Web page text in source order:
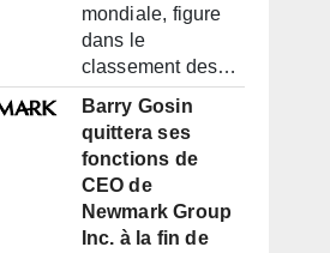
mondiale, figure
dans le
classement des…
Barry Gosin
quittera ses
fonctions de
CEO de
Newmark Group
Inc. à la fin de